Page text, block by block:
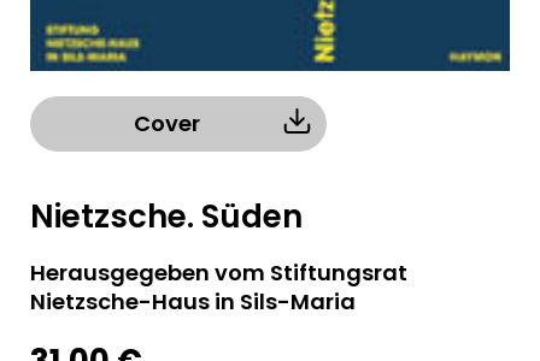
Cover
Nietzsche. Süden
Herausgegeben vom Stiftungsrat
Nietzsche-Haus in Sils-Maria